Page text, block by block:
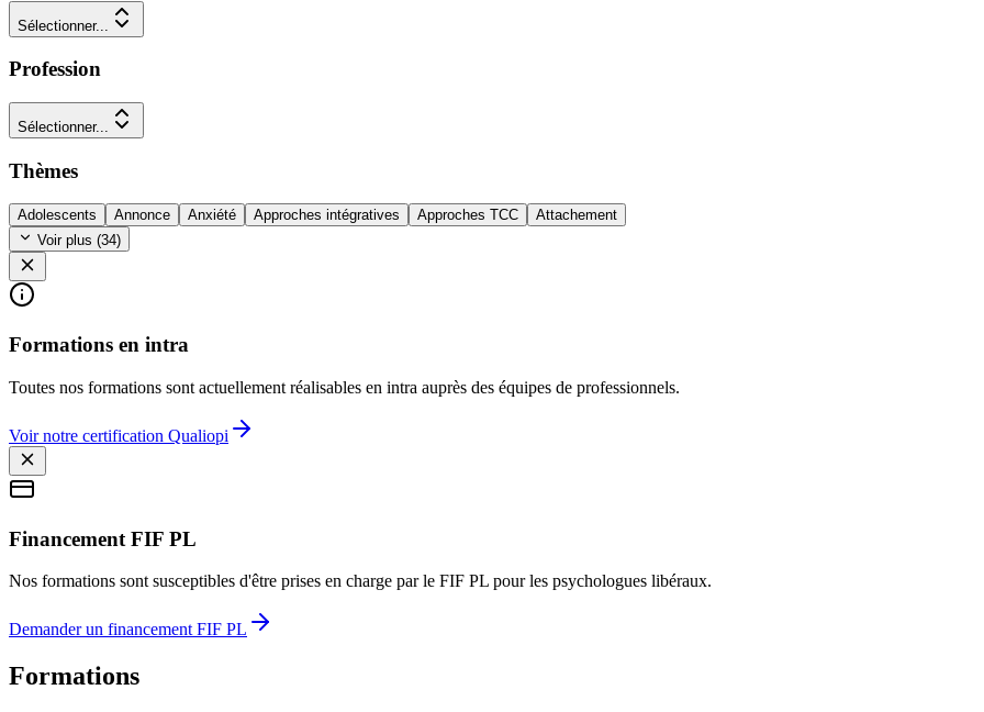
Sélectionner...
Profession
Sélectionner...
Thèmes
Adolescents Annonce Anxiété Approches intégratives Approches TCC
Attachement
Voir plus (34)
Formations en intra
Toutes nos formations sont actuellement réalisables en intra auprès des équipes de professionnels.
Voir notre certification Qualiopi
Financement FIF PL
Nos formations sont susceptibles d'être prises en charge par le FIF PL pour les psychologues libéraux.
Demander un financement FIF PL
Formations